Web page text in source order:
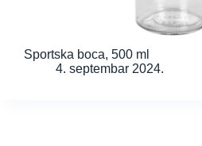
Sportska boca, 500 ml
4. septembar 2024.